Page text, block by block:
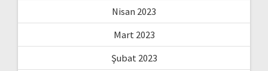
Nisan 2023
Mart 2023
Şubat 2023